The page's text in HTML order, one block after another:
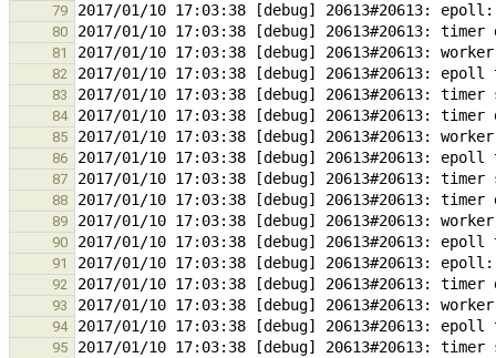
79
80
81
82
83
84
85
86
87
88
89
90
91
92
93
94
95